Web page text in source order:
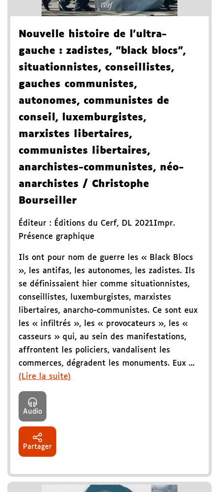
Nouvelle histoire de l'ultra-
gauche : zadistes, "black blocs",
situationnistes, conseillistes,
gauches communistes,
autonomes, communistes de
conseil, luxemburgistes,
marxistes libertaires,
communistes libertaires,
anarchistes-communistes, néo-
anarchistes / Christophe
Bourseiller
Éditeur : Éditions du Cerf, DL 2021Impr.
Présence graphique
Ils ont pour nom de guerre les « Black Blocs
», les antifas, les autonomes, les zadistes. Ils
se définissaient hier comme situationnistes,
conseillistes, luxemburgistes, marxistes
libertaires, anarcho-communistes. Ce sont eux
les « infiltrés », les « provocateurs », les «
casseurs » qui, au sein des manifestations,
affrontent les policiers, vandalisent les
commerces, dégradent les monuments. Eux ...
(Lire la suite)
Audio
Partager